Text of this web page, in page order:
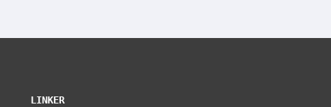
LINKER